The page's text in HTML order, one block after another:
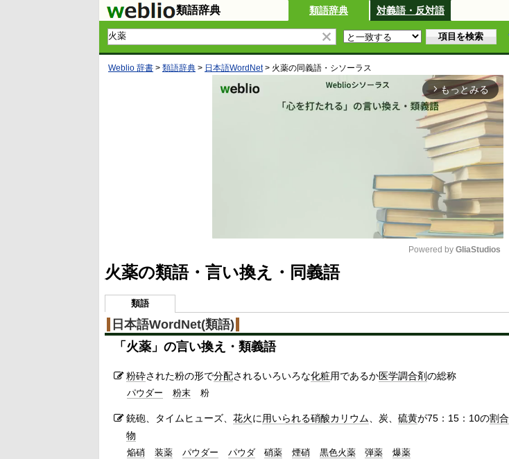
類語辞典 類語辞典 対義語・反対語
Weblio 辞書 > 類語辞典 > 日本語WordNet> 火薬の同義語・シソーラス
arrow_forward_ios もっとみる
Powered by GliaStudios
火薬の類語・言い換え・同義語
類語
日本語WordNet(類語)
「 火薬 」の言い換え・類義語
粉砕された粉の形で分配されるいろいろな化粧用であるか医学調合剤の総称
パウダー 粉末 粉
銃砲、タイムヒューズ、 花火に用いられる硝酸カリウム、炭、 硫黄が75：15：10の割合
物
焔硝 装薬 パウダー パウダ 硝薬 煙硝 黒色火薬 弾薬 爆薬